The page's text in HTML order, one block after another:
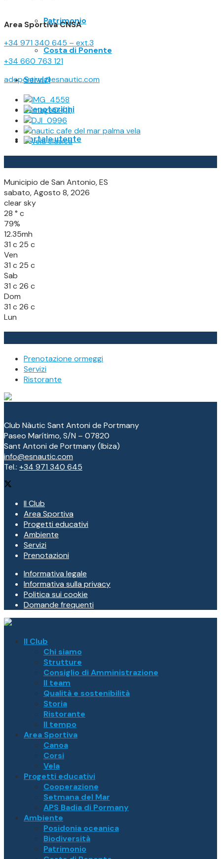
Patrimonio
Costa di Ponente
Servizi
Prenotazioni
Portale utente
Area Sportiva CNSA
+34 971 340 645 – ext.3
+34 660 763 121
adeportiva@esnautic.com
Municipio de San Antonio, ES
sabato, Agosto 8, 2026
clear sky
28 ° c
79%
12.35mh
31 c 25 c
Ven
31 c 25 c
Sab
31 c 26 c
Dom
31 c 26 c
Lun
Prenotazione ormeggi
Servizi
Ristorante
Club Nàutic Sant Antoni de Portmany
Paseo Marítimo, S/N – 07820
Sant Antoni de Portmany (Ibiza)
info@esnautic.com
Tel.: +34 971 340 645
Il Club
Area Sportiva
Progetti educativi
Ambiente
Servizi
Prenotazioni
Informativa legale
Informativa sulla privacy
Politica sui cookie
Domande frequenti
Il Club
Chi siamo
Strutture
Consiglio di Amministrazione
Il team
Qualità e sostenibilità
Storia
Ristorante
Il tempo
Area Sportiva
Canoa
Corsi
Vela
Progetti educativi
Cooperazione
Setmana del Mar
APS Badia di Pormany
Ambiente
Posidonia oceanica
Biodiversità
Patrimonio